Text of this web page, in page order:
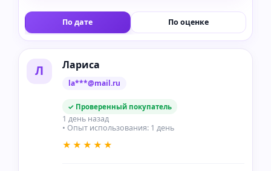
По дате По оценке
Л Лариса
la***@mail.ru
✓ Проверенный покупатель
1 день назад
• Опыт использования: 1 день
★★★★★